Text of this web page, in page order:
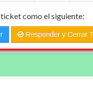
como el siguiente: